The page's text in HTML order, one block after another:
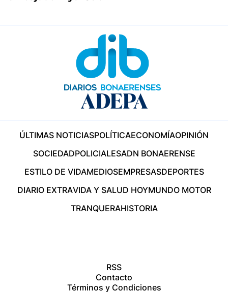
ÚLTIMAS NOTICIASPOLÍTICAECONOMÍAOPINIÓN
SOCIEDADPOLICIALESADN BONAERENSE
ESTILO DE VIDAMEDIOSEMPRESASDEPORTES
DIARIO EXTRAVIDA Y SALUD HOYMUNDO MOTOR
TRANQUERAHISTORIA
RSS
Contacto
Términos y Condiciones